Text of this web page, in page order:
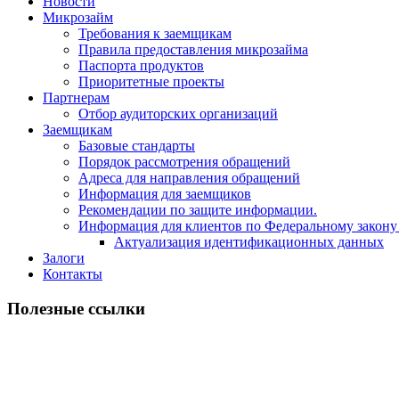
Микрозайм
Требования к заемщикам
Правила предоставления микрозайма
Паспорта продуктов
Приоритетные проекты
Партнерам
Отбор аудиторских организаций
Заемщикам
Базовые стандарты
Порядок рассмотрения обращений
Адреса для направления обращений
Информация для заемщиков
Рекомендации по защите информации.
Информация для клиентов по Федеральному
Актуализация идентификационных данных
Залоги
Контакты
Полезные ссылки